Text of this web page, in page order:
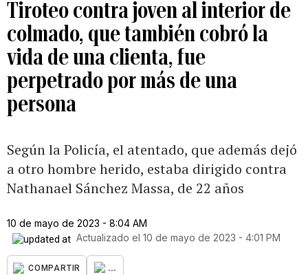
Tiroteo contra joven al interior de
colmado, que también cobró la
vida de una clienta, fue
perpetrado por más de una
persona
Según la Policía, el atentado, que además dejó
a otro hombre herido, estaba dirigido contra
Nathanael Sánchez Massa, de 22 años
10 de mayo de 2023 - 8:04 AM
Actualizado el 10 de mayo de 2023 - 4:01 PM
COMPARTIR ...